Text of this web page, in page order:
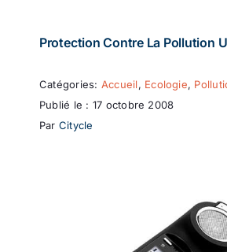
Protection Contre La Pollution
Catégories: Accueil, Ecologie,
Publié le : 17 octobre 2008
Par Citycle